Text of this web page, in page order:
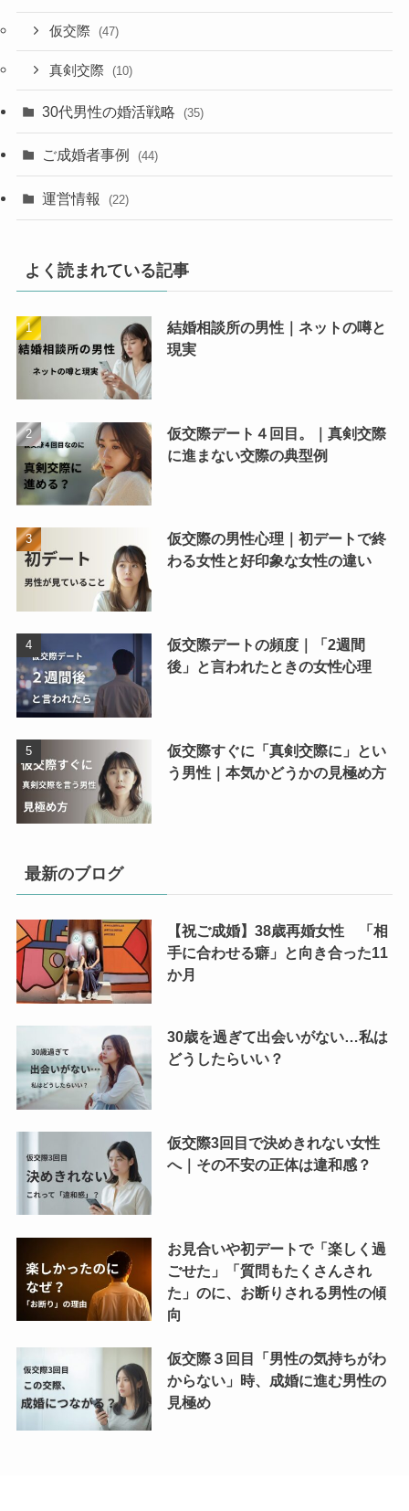
仮交際 (47)
真剣交際 (10)
30代男性の婚活戦略 (35)
ご成婚者事例 (44)
運営情報 (22)
よく読まれている記事
結婚相談所の男性｜ネットの噂と
現実
仮交際デート４回目。｜真剣交際
に進まない交際の典型例
仮交際の男性心理｜初デートで終
わる女性と好印象な女性の違い
仮交際デートの頻度｜「2週間
後」と言われたときの女性心理
仮交際すぐに「真剣交際に」とい
う男性｜本気かどうかの見極め方
最新のブログ
【祝ご成婚】38歳再婚女性 「相
手に合わせる癖」と向き合った11
か月
30歳を過ぎて出会いがない…私は
どうしたらいい？
仮交際3回目で決めきれない女性
へ｜その不安の正体は違和感？
お見合いや初デートで「楽しく過
ごせた」「質問もたくさんされ
た」のに、お断りされる男性の傾
向
仮交際３回目「男性の気持ちがわ
からない」時、成婚に進む男性の
見極め